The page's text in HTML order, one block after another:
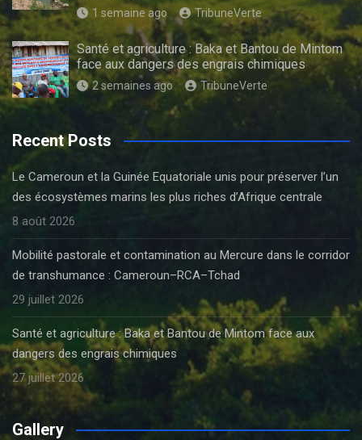
1 semaine ago TribuneVerte
Santé et agriculture : Baka et Bantou de Mintom
face aux dangers des engrais chimiques
2 semaines ago TribuneVerte
Recent Posts
Le Cameroun et la Guinée Equatoriale unis pour préserver l’un
des écosystèmes marins les plus riches d’Afrique centrale
8 août 2026
Mobilité pastorale et contamination au Mercure dans le corridor
de transhumance : Cameroun–RCA–Tchad
29 juillet 2026
Santé et agriculture : Baka et Bantou de Mintom face aux
dangers des engrais chimiques
27 juillet 2026
Gallery